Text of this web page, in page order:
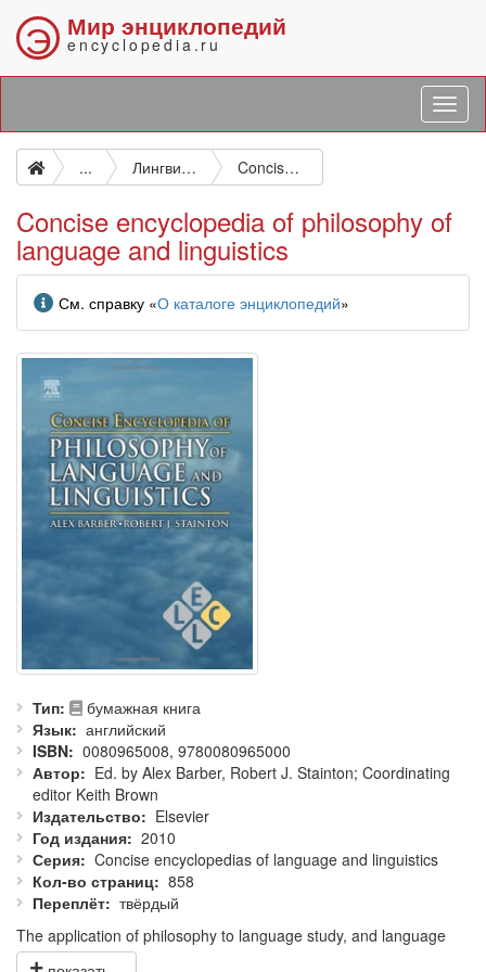
Э Мир энциклопедий
encyclopedia.ru
... Лингвистика. Языкознание. Языки Concise encyclopedia of philosophy of language and linguistics
Concise encyclopedia of philosophy of
language and linguistics
Информация
См. справку «О каталоге энциклопедий»
Тип
бумажная книга
Язык
английский
ISBN
0080965008, 9780080965000
Автор
Ed. by Alex Barber, Robert J. Stainton; Coordinating
editor Keith Brown
Издательство
Elsevier
Год издания
2010
Серия
Concise encyclopedias of language and linguistics
Кол-во страниц
858
Переплёт
твёрдый
The application of philosophy to language study, and language
study to philosophy, has experienced demonstrable intellectual